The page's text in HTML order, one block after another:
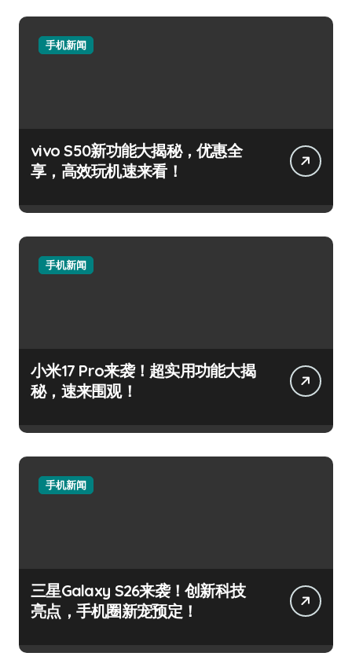
手机新闻
vivo S50新功能大揭秘，优惠全
享，高效玩机速来看！
手机新闻
小米17 Pro来袭！超实用功能大揭
秘，速来围观！
手机新闻
三星Galaxy S26来袭！创新科技
亮点，手机圈新宠预定！